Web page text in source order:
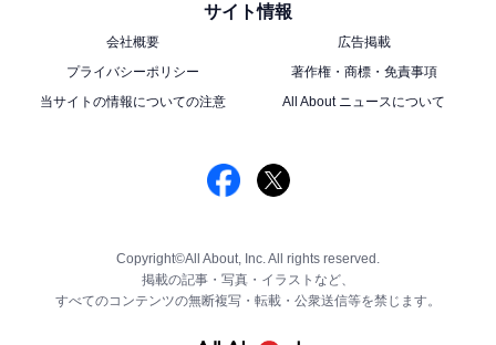
サイト情報
会社概要
広告掲載
プライバシーポリシー
著作権・商標・免責事項
当サイトの情報についての注意
All About ニュースについて
Copyright©All About, Inc. All rights reserved.
掲載の記事・写真・イラストなど、
すべてのコンテンツの無断複写・転載・公衆送信等を禁じます。